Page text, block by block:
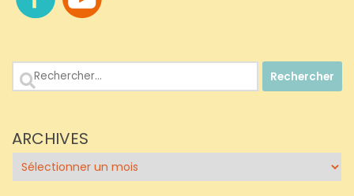
Rechercher :
ARCHIVES
Archives